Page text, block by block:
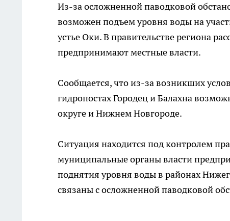
Из-за осложненной паводковой
возможен подъем уровня воды на
устье Оки. В правительстве региона
предпринимают местные власти.
Сообщается, что из-за возникших
гидропостах Городец и Балахна
округе и Нижнем Новгороде.
Ситуация находится под контролем
муниципальные органы власти
поднятия уровня воды в районах
связаны с осложненной паводковой